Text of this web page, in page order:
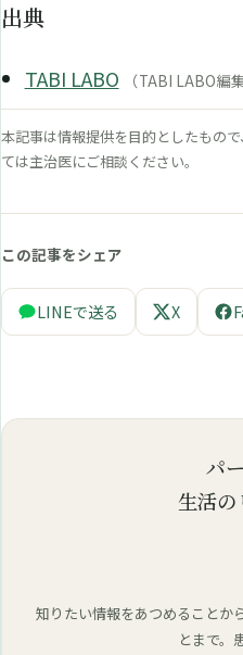
出典
TABI LABO （TABI LABO編
本記事は情報提供を目的としたもの
ては主治医にご相談ください。
この記事をシェア
LINEで送る X
パ
生活の
知りたい情報をあつめることか
とまで。